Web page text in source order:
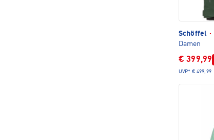
Schöffel ·
Damen
€ 399,99
UVP* € 499,99